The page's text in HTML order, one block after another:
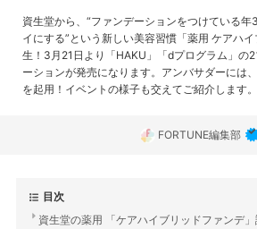
資生堂から、“ファンデーションをつけている
イにする”という新しい美容習慣「薬用 ケアハ
生！3月21日より「HAKU」「dプログラム」の
ーションが発売になります。アンバサダーには
を起用！イベントの様子も交えてご紹介します。
FORTUNE編集部
目次
資生堂の薬用 「ケアハイブリッドファンデ」